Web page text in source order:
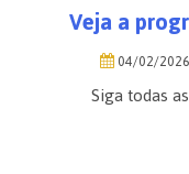
Veja a
04/02/2026
Siga todas